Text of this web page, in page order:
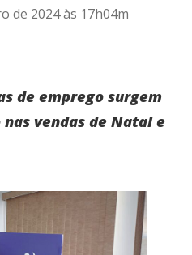
de 2024 às 17h04m
de emprego surgem
vendas de Natal e